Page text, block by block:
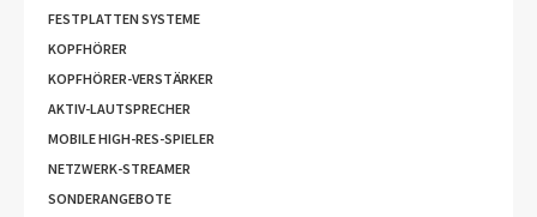
FESTPLATTEN SYSTEME
KOPFHÖRER
KOPFHÖRER-VERSTÄRKER
AKTIV-LAUTSPRECHER
MOBILE HIGH-RES-SPIELER
NETZWERK-STREAMER
SONDERANGEBOTE